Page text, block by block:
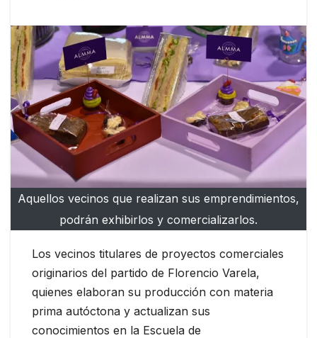
Aquellos vecinos que realizan sus emprendimientos,
podrán exhibirlos y comercializarlos.
Los vecinos titulares de proyectos comerciales
originarios del partido de Florencio Varela,
quienes elaboran su producción con materia
prima autóctona y actualizan sus
conocimientos en la Escuela de